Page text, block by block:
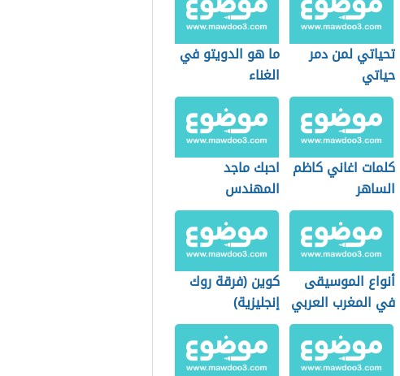
تحياتي لمن دمر
حياتي
ما هو الدويتو في
الغناء
كلمات اغاني كاظم
الساهر
احبك ماجد
المهندس
أنواع الموسيقى
في المغرب العربي
كوين (فرقة روك
إنجليزية)